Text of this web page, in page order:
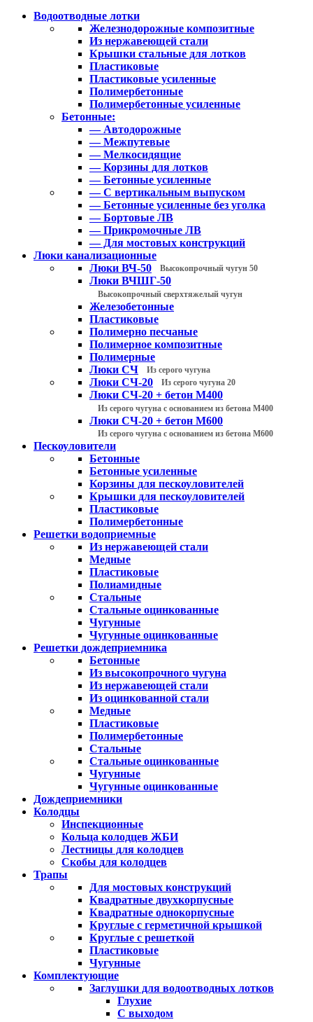
Водоотводные лотки
Железнодорожные композитные
Из нержавеющей стали
Крышки стальные для лотков
Пластиковые
Пластиковые усиленные
Полимербетонные
Полимербетонные усиленные
Бетонные:
— Автодорожные
— Межпутевые
— Мелкосидящие
— Корзины для лотков
— Бетонные усиленные
— С вертикальным выпуском
— Бетонные усиленные без уголка
— Бортовые ЛВ
— Прикромочные ЛВ
— Для мостовых конструкций
Люки канализационные
Люки ВЧ-50
Высокопрочный чугун 50
Люки ВЧШГ-50
Высокопрочный сверхтяжелый чугун
Железобетонные
Пластиковые
Полимерно песчаные
Полимерное композитные
Полимерные
Люки СЧ
Из серого чугуна
Люки СЧ-20 Из серого чугуна 20
Люки СЧ-20 + бетон М400
Из серого чугуна с основанием из бетона М400
Люки СЧ-20 + бетон М600
Из серого чугуна с основанием из бетона М600
Пескоуловители
Бетонные
Бетонные усиленные
Корзины для пескоуловителей
Крышки для пескоуловителей
Пластиковые
Полимербетонные
Решетки водоприемные
Из нержавеющей стали
Медные
Пластиковые
Полиамидные
Стальные
Стальные оцинкованные
Чугунные
Чугунные оцинкованные
Решетки дождеприемника
Бетонные
Из высокопрочного чугуна
Из нержавеющей стали
Из оцинкованной стали
Медные
Пластиковые
Полимербетонные
Стальные
Стальные оцинкованные
Чугунные
Чугунные оцинкованные
Дождеприемники
Колодцы
Инспекционные
Кольца колодцев ЖБИ
Лестницы для колодцев
Скобы для колодцев
Трапы
Для мостовых конструкций
Квадратные двухкорпусные
Квадратные однокорпусные
Круглые с герметичной крышкой
Круглые с решеткой
Пластиковые
Чугунные
Комплектующие
Заглушки для водоотводных лотков
Глухие
С выходом